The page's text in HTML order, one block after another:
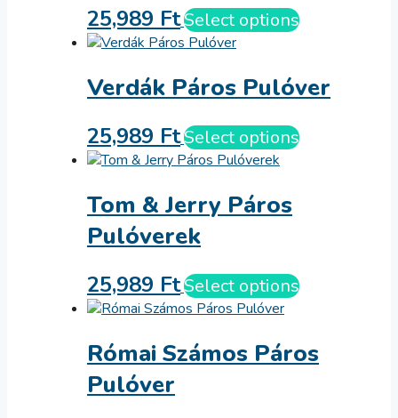
25,989 FtSelect options
Verdák Páros Pulóver
25,989 FtSelect options
Tom & Jerry Páros
Pulóverek
25,989 FtSelect options
Római Számos Páros
Pulóver